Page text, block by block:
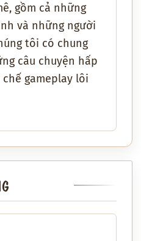
gồm cả những
và những người
tôi có chung
câu chuyện hấp
gameplay lôi